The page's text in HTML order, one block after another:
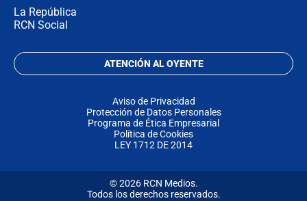
La República
RCN Social
ATENCIÓN AL OYENTE
Aviso de Privacidad
Protección de Datos Personales
Programa de Ética Empresarial
Política de Cookies
LEY 1712 DE 2014
© 2026 RCN Medios.
Todos los derechos reservados.